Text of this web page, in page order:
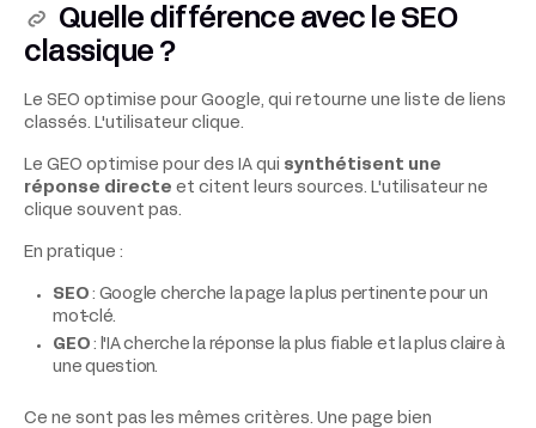
Quelle différence avec le SEO
classique ?
Le SEO optimise pour Google, qui retourne une liste de liens
classés. L'utilisateur clique.
Le GEO optimise pour des IA qui synthétisent une
réponse directe et citent leurs sources. L'utilisateur ne
clique souvent pas.
En pratique :
SEO : Google cherche la page la plus pertinente pour un
mot-clé.
GEO : l'IA cherche la réponse la plus fiable et la plus claire à
une question.
Ce ne sont pas les mêmes critères. Une page bien